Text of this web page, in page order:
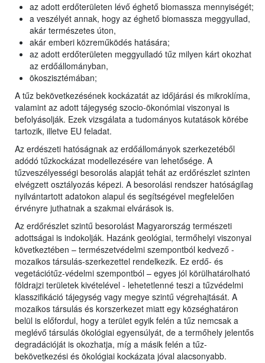
az adott erdőterületen lévő éghető biomassza mennyiségét;
a veszélyét annak, hogy az éghető biomassza meggyullad,
akár természetes úton,
akár emberi közreműködés hatására;
az adott erdőterületen meggyulladó tűz milyen kárt okozhat
az erdőállományban,
ökoszisztémában;
A tűz bekövetkezésének kockázatát az időjárási és mikroklíma,
valamint az adott tájegység szocio-ökonómiai viszonyai is
befolyásolják. Ezek vizsgálata a tudományos kutatások körébe
tartozik, illetve EU feladat.
Az erdészeti hatóságnak az erdőállományok szerkezetéből
adódó tűzkockázat modellezésére van lehetősége. A
tűzveszélyességi besorolás alapját tehát az erdőrészlet szinten
elvégzett osztályozás képezi. A besorolási rendszer hatóságilag
nyilvántartott adatokon alapul és segítségével megfelelően
érvényre juthatnak a szakmai elvárások is.
Az erdőrészlet szintű besorolást Magyarország természeti
adottságai is indokolják. Hazánk geológiai, termőhelyi viszonyai
következtében – természetvédelmi szempontból kedvező -
mozaikos társulás-szerkezettel rendelkezik. Ez erdő- és
vegetációtűz-védelmi szempontból – egyes jól körülhatárolható
földrajzi területek kivételével - lehetetlenné teszi a tűzvédelmi
klasszifikáció tájegység vagy megye szintű végrehajtását. A
mozaikos társulás és korszerkezet miatt egy községhatáron
belül is előfordul, hogy a terület egyik felén a tűz nemcsak a
meglévő társulás ökológiai egyensúlyát, de a termőhely jelentős
degradációját is okozhatja, míg a másik felén a tűz-
bekövetkezési és ökológiai kockázata jóval alacsonyabb.